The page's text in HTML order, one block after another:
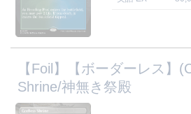
【Foil】【ボーダーレス】
Shrine/神無き祭殿